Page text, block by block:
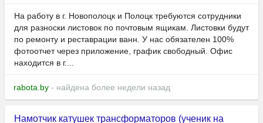
На работу в г. Новополоцк и Полоцк требуются сотрудники
для разноски листовок по почтовым ящикам. Листовки будут
по ремонту и реставрации ванн. У нас обязателен 100%
фотоотчет через приложение, график свободный. Офис
находится в г....
rabota.by - найдена более недели назад
Намотчик катушек трансформаторов (ученик на